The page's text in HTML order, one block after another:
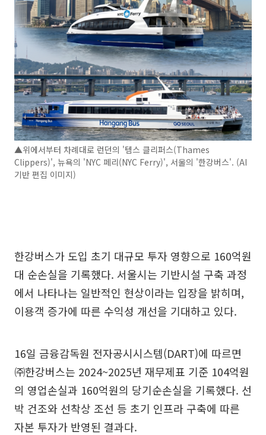
▲위에서부터 차례대로 런던의 '템스 클리퍼스(Thames
Clippers)', 뉴욕의 'NYC 페리(NYC Ferry)', 서울의 '한강버스'. (AI
기반 편집 이미지)
한강버스가 도입 초기 대규모 투자 영향으로 160억원
대 순손실을 기록했다. 서울시는 기반시설 구축 과정
에서 나타나는 일반적인 현상이라는 입장을 밝히며,
이용객 증가에 따른 수익성 개선을 기대하고 있다.
16일 금융감독원 전자공시시스템(DART)에 따르면
㈜한강버스는 2024~2025년 재무제표 기준 104억원
의 영업손실과 160억원의 당기순손실을 기록했다. 선
박 건조와 선착상 조선 등 초기 인프라 구축에 따른
자본 투자가 반영된 결과다.